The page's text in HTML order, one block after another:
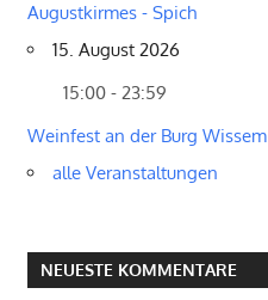
Augustkirmes - Spich
15. August 2026
15:00 - 23:59
Weinfest an der Burg Wissem
alle Veranstaltungen
NEUESTE KOMMENTARE